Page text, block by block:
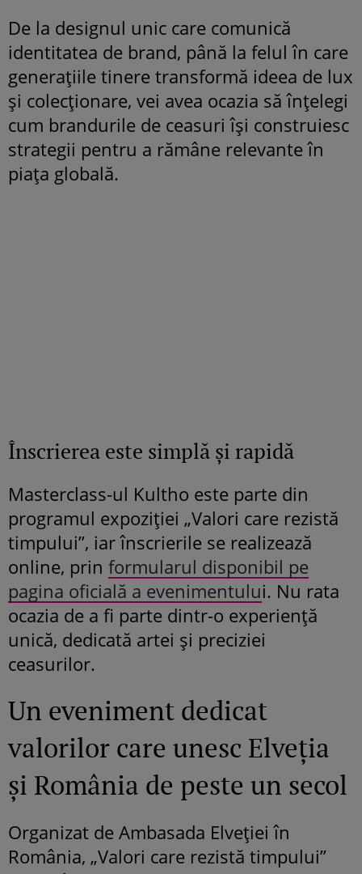
De la designul unic care comunică
identitatea de brand, până la felul în care
generațiile tinere transformă ideea de lux
și colecționare, vei avea ocazia să înțelegi
cum brandurile de ceasuri își construiesc
strategii pentru a rămâne relevante în
piața globală.
Înscrierea este simplă și rapidă
Masterclass-ul Kultho este parte din
programul expoziției „Valori care rezistă
timpului”, iar înscrierile se realizează
online, prin formularul disponibil pe
pagina oficială a evenimentului. Nu rata
ocazia de a fi parte dintr-o experiență
unică, dedicată artei și preciziei
ceasurilor.
Un eveniment dedicat
valorilor care unesc Elveția
și România de peste un secol
Organizat de Ambasada Elveției în
România, „Valori care rezistă timpului”